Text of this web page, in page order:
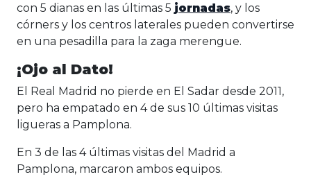
con 5 dianas en las últimas 5 jornadas, y los
córners y los centros laterales pueden convertirse
en una pesadilla para la zaga merengue.
¡Ojo al Dato!
El Real Madrid no pierde en El Sadar desde 2011,
pero ha empatado en 4 de sus 10 últimas visitas
ligueras a Pamplona.
En 3 de las 4 últimas visitas del Madrid a
Pamplona, marcaron ambos equipos.